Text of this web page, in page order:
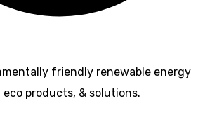
friendly renewable energy
products, & solutions.